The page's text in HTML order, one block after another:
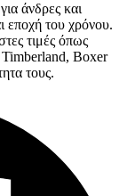
άνδρες και
εποχή του χρόνου.
τιμές όπως
Boxer
τους.